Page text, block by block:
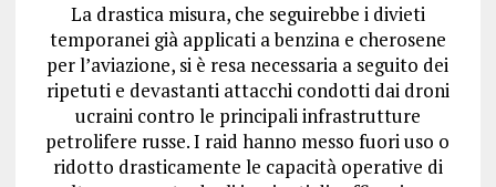
La drastica misura, che seguirebbe i divieti
temporanei già applicati a benzina e cherosene
per l’aviazione, si è resa necessaria a seguito dei
ripetuti e devastanti attacchi condotti dai droni
ucraini contro le principali infrastrutture
petrolifere russe.I raid hanno messo fuori uso o
ridotto drasticamente le capacità operative di